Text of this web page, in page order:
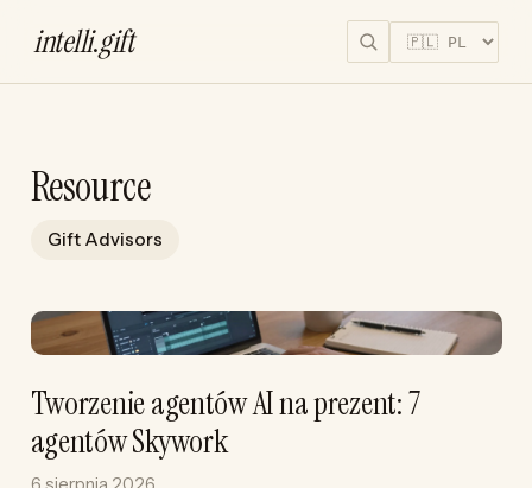
Resource
Gift Advisors
Tworzenie agentów AI na prezent: 7
agentów Skywork
intelli.gift